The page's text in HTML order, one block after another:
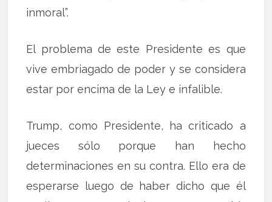
inmoral”.
El problema de este Presidente es que
vive embriagado de poder y se considera
estar por encima de la Ley e infalible.
Trump, como Presidente, ha criticado a
jueces sólo porque han hecho
determinaciones en su contra. Ello era de
esperarse luego de haber dicho que él